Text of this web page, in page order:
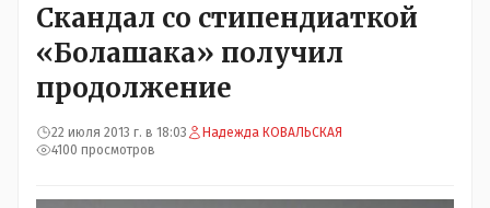
Скандал со стипендиаткой
«Болашака» получил
продолжение
22 июля 2013 г. в 18:03
Надежда КОВАЛЬСКАЯ
4100 просмотров